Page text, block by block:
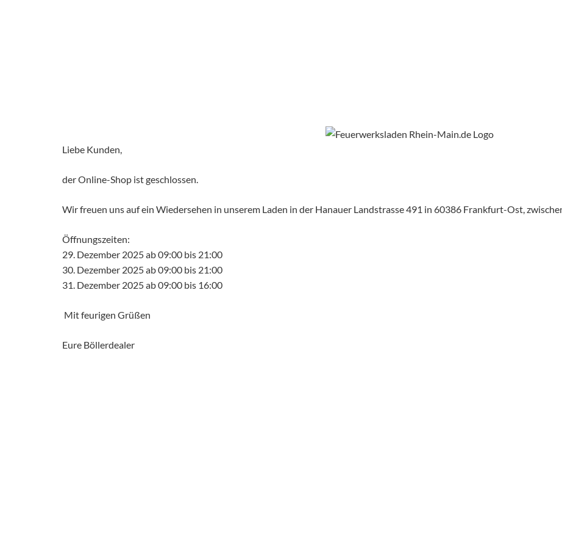
Liebe Kunden,
der Online-Shop ist geschlossen.
Wir freuen uns auf ein Wiedersehen in unserem Laden in der Hanauer Landstrasse 491 in 60386 Frankfurt-Ost,
Öffnungszeiten:
29. Dezember 2025 ab 09:00 bis 21:00
30. Dezember 2025 ab 09:00 bis 21:00
31. Dezember 2025 ab 09:00 bis 16:00
Mit feurigen Grüßen
Eure Böllerdealer